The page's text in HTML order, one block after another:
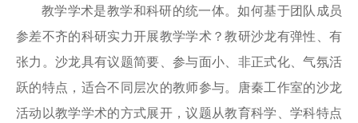
教学学术是教学和科研的统一体。如何基于团队成员
参差不齐的科研实力开展教学学术？教研沙龙有弹性、有
张力。沙龙具有议题简要、参与面小、非正式化、气氛活
跃的特点，适合不同层次的教师参与。唐秦工作室的沙龙
活动以教学学术的方式展开，议题从教育科学、学科特点